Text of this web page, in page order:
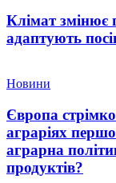
Клімат змінює
адаптують
Новини
Європа
аграріях
аграрна
продуктів?